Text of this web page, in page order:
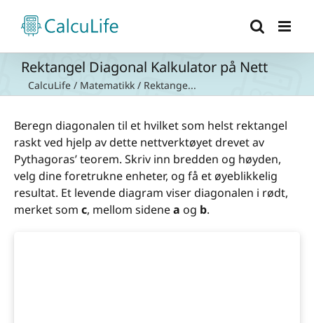
content
Rektangel Diagonal Kalkulator på Nett
CalcuLife / Matematikk / Rektange...
Beregn diagonalen til et hvilket som helst rektangel
raskt ved hjelp av dette nettverktøyet drevet av
Pythagoras’ teorem. Skriv inn bredden og høyden,
velg dine foretrukne enheter, og få et øyeblikkelig
resultat. Et levende diagram viser diagonalen i rødt,
merket som c, mellom sidenea og b.